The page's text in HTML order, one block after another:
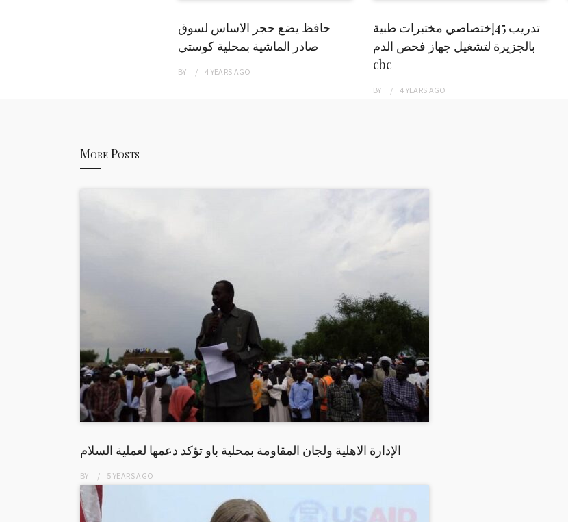
حافظ يضع حجر الاساس لسوق
صادر الماشية بمحلية كوستي
BY 4 YEARS AGO
تدريب 45إختصاصي مختبرات طبية
بالجزيرة لتشغيل جهاز فحص الدم
cbc
BY 4 YEARS AGO
More Posts
الإدارة الاهلية ولجان المقاومة بمحلية باو تؤكد دعمها لعملية السلام
BY 5 YEARSAGO